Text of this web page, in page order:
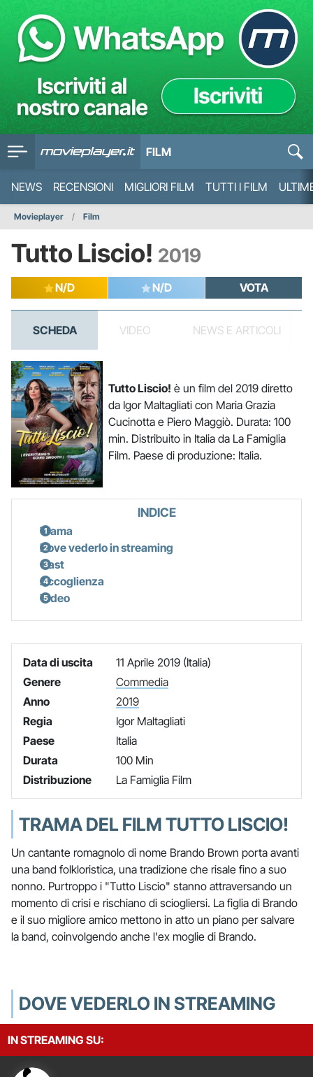
FILM
NEWS RECENSIONI MIGLIORI FILM TUTTI I FILM
Movieplayer Film
Tutto Liscio! 2019
N/D N/D VOTA
SCHEDA VIDEO NEWS E ARTICOLI
Tutto Liscio! è un film del 2019 diretto
da Igor Maltagliati con Maria Grazia
Cucinotta e Piero Maggiò. Durata: 100
min. Distribuito in Italia da La Famiglia
Film. Paese di produzione: Italia.
INDICE
Trama
Dove vederlo in streaming
Cast
Accoglienza
Video
Data di uscita
11 Aprile 2019 (Italia)
Genere
Commedia
Anno
2019
Regia
Igor Maltagliati
Paese
Italia
Durata
100 Min
Distribuzione
La Famiglia Film
TRAMA DEL FILM TUTTO LISCIO!
Un cantante romagnolo di nome Brando Brown porta avanti
una band folkloristica, una tradizione che risale fino a suo
nonno. Purtroppo i "Tutto Liscio" stanno attraversando un
momento di crisi e rischiano di sciogliersi. La figlia di Brando
e il suo migliore amico mettono in atto un piano per salvare
la band, coinvolgendo anche l'ex moglie di Brando.
DOVE VEDERLO IN STREAMING
IN STREAMING SU: